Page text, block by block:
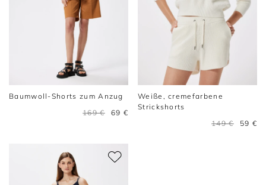
Baumwoll-Shorts zum Anzug
169 €
69 €
Weiße, cremefarbene
Strickshorts
149 €
59 €